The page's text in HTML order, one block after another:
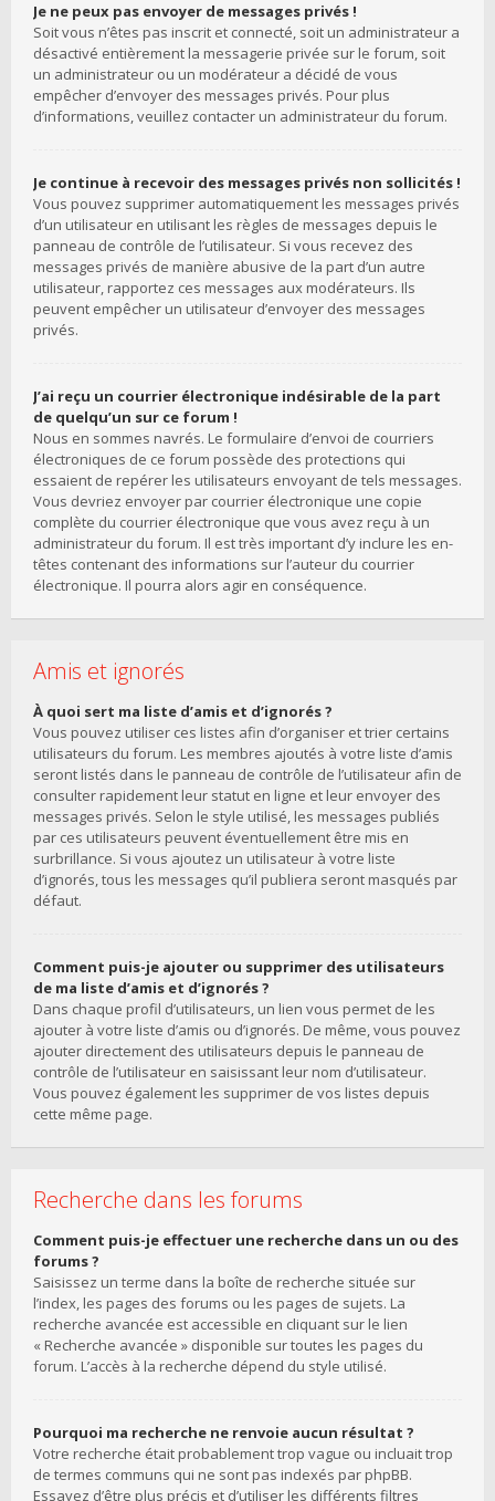
Je ne peux pas envoyer de messages privés !
Soit vous n’êtes pas inscrit et connecté, soit un administrateur a
désactivé entièrement la messagerie privée sur le forum, soit
un administrateur ou un modérateur a décidé de vous
empêcher d’envoyer des messages privés. Pour plus
d’informations, veuillez contacter un administrateur du forum.
Je continue à recevoir des messages privés non sollicités !
Vous pouvez supprimer automatiquement les messages privés
d’un utilisateur en utilisant les règles de messages depuis le
panneau de contrôle de l’utilisateur. Si vous recevez des
messages privés de manière abusive de la part d’un autre
utilisateur, rapportez ces messages aux modérateurs. Ils
peuvent empêcher un utilisateur d’envoyer des messages
privés.
J’ai reçu un courrier électronique indésirable de la part
de quelqu’un sur ce forum !
Nous en sommes navrés. Le formulaire d’envoi de courriers
électroniques de ce forum possède des protections qui
essaient de repérer les utilisateurs envoyant de tels messages.
Vous devriez envoyer par courrier électronique une copie
complète du courrier électronique que vous avez reçu à un
administrateur du forum. Il est très important d’y inclure les en-
têtes contenant des informations sur l’auteur du courrier
électronique. Il pourra alors agir en conséquence.
Amis et ignorés
À quoi sert ma liste d’amis et d’ignorés ?
Vous pouvez utiliser ces listes afin d’organiser et trier certains
utilisateurs du forum. Les membres ajoutés à votre liste d’amis
seront listés dans le panneau de contrôle de l’utilisateur afin de
consulter rapidement leur statut en ligne et leur envoyer des
messages privés. Selon le style utilisé, les messages publiés
par ces utilisateurs peuvent éventuellement être mis en
surbrillance. Si vous ajoutez un utilisateur à votre liste
d’ignorés, tous les messages qu’il publiera seront masqués par
défaut.
Comment puis-je ajouter ou supprimer des utilisateurs
de ma liste d’amis et d’ignorés ?
Dans chaque profil d’utilisateurs, un lien vous permet de les
ajouter à votre liste d’amis ou d’ignorés. De même, vous pouvez
ajouter directement des utilisateurs depuis le panneau de
contrôle de l’utilisateur en saisissant leur nom d’utilisateur.
Vous pouvez également les supprimer de vos listes depuis
cette même page.
Recherche dans les forums
Comment puis-je effectuer une recherche dans un ou des
forums ?
Saisissez un terme dans la boîte de recherche située sur
l’index, les pages des forums ou les pages de sujets. La
recherche avancée est accessible en cliquant sur le lien
« Recherche avancée » disponible sur toutes les pages du
forum. L’accès à la recherche dépend du style utilisé.
Pourquoi ma recherche ne renvoie aucun résultat ?
Votre recherche était probablement trop vague ou incluait trop
de termes communs qui ne sont pas indexés par phpBB.
Essayez d’être plus précis et d’utiliser les différents filtres